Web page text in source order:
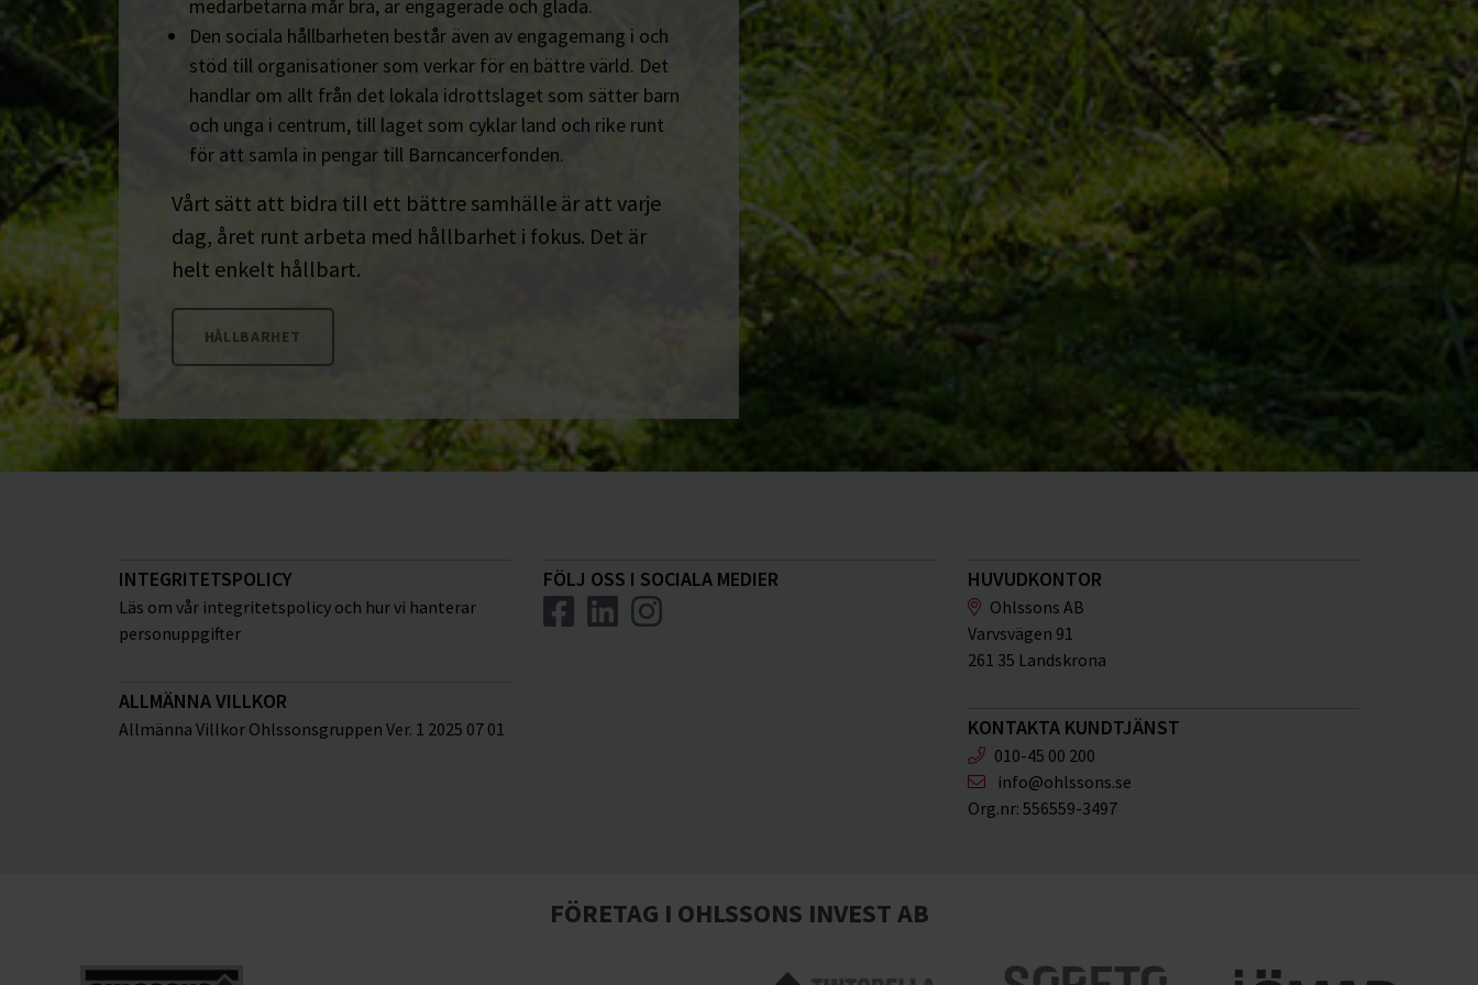
medarbetarna mår bra, är engagerade och glada.
Den sociala hållbarheten består även av engagemang i och
stöd till organisationer som verkar för en bättre värld. Det
handlar om allt från det lokala idrottslaget som sätter barn
och unga i centrum, till laget som cyklar land och rike runt
för att samla in pengar till Barncancerfonden.
Vårt sätt att bidra till ett bättre samhälle är att varje
dag, året runt arbeta med hållbarhet i fokus. Det är
helt enkelt hållbart.
HÅLLBARHET
INTEGRITETSPOLICY
Läs om vår integritetspolicy och hur vi hanterar
personuppgifter
ALLMÄNNA VILLKOR
Allmänna Villkor Ohlssonsgruppen Ver. 1 2025 07 01
FÖLJ OSS I SOCIALA MEDIER HUVUDKONTOR
Ohlssons AB
Varvsvägen 91
261 35 Landskrona
KONTAKTA KUNDTJÄNST
010-45 00 200
info@ohlssons.se
Org.nr: 556559-3497
FÖRETAG I OHLSSONS INVEST AB